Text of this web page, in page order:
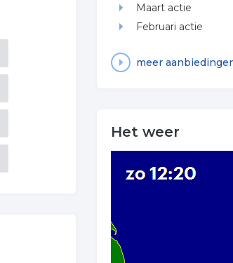
Maart actie
Februari actie
meer
Het weer